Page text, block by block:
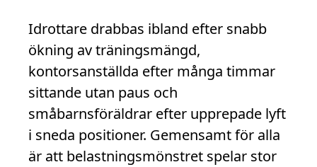
Idrottare drabbas ibland efter snabb
ökning av träningsmängd,
kontorsanställda efter många timmar
sittande utan paus och
småbarnsföräldrar efter upprepade lyft
i sneda positioner. Gemensamt för alla
är att belastningsmönstret spelar stor